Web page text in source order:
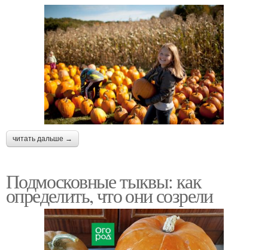
читать дальше →
Подмосковные тыквы: как
определить, что они созрели